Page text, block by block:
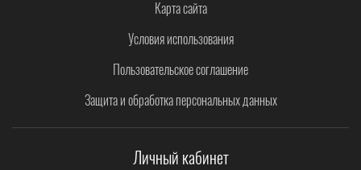
Карта сайта
Условия использования
Пользовательское соглашение
Защита и обработка персональных данных
Личный кабинет